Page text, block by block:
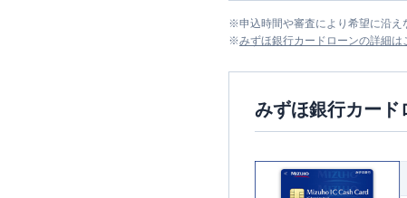
※申込時間や審査により希望に沿え
※みずほ銀行カードローンの詳細は
みずほ銀行カード